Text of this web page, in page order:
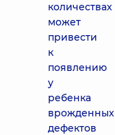
количествах
может
привести
к
появлению
у
ребенка
врожденных
дефектов